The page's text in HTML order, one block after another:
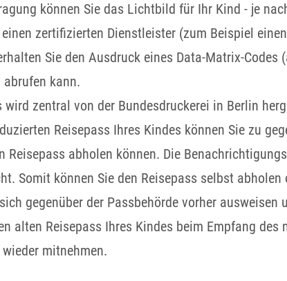
können Sie das Lichtbild für Ihr Kind - je
zertifizierten Dienstleister (zum Beispiel
Sie den Ausdruck eines Data-Matrix-
abrufen kann.
wird zentral von der Bundesdruckerei in Berlin
Reisepass Ihres Kindes können Sie zu
Reisepass abholen können. Die
Somit können Sie den Reisepass selbst
gegenüber der Passbehörde vorher
alten Reisepass Ihres Kindes beim Empfang
mitnehmen.